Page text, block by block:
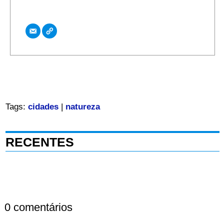
Tags: cidades| natureza
RECENTES
0 comentários